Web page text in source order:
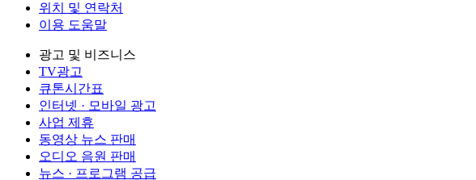
위치 및 연락처
이용 도움말
광고 및 비즈니스
TV광고
큐톤시간표
인터넷 · 모바일 광고
사업 제휴
동영상 뉴스 판매
오디오 음원 판매
뉴스 · 프로그램 공급